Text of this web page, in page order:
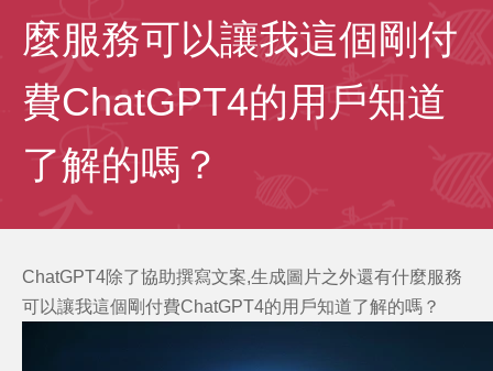
麼服務可以讓我這個剛付
費ChatGPT4的用戶知道
了解的嗎？
ChatGPT4除了協助撰寫文案,生成圖片之外還有什麼服務
可以讓我這個剛付費ChatGPT4的用戶知道了解的嗎？